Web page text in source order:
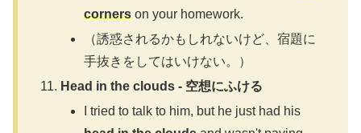
corners on your homework.
（誘惑されるかもしれないけど、宿題に
手抜きをしてはいけない。）
Head in the clouds - 空想にふける
I tried to talk to him, but he just had his